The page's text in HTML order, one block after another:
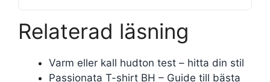
Relaterad läsning
Varm eller kall hudton test – hitta din stil
Passionata T-shirt BH – Guide till bästa